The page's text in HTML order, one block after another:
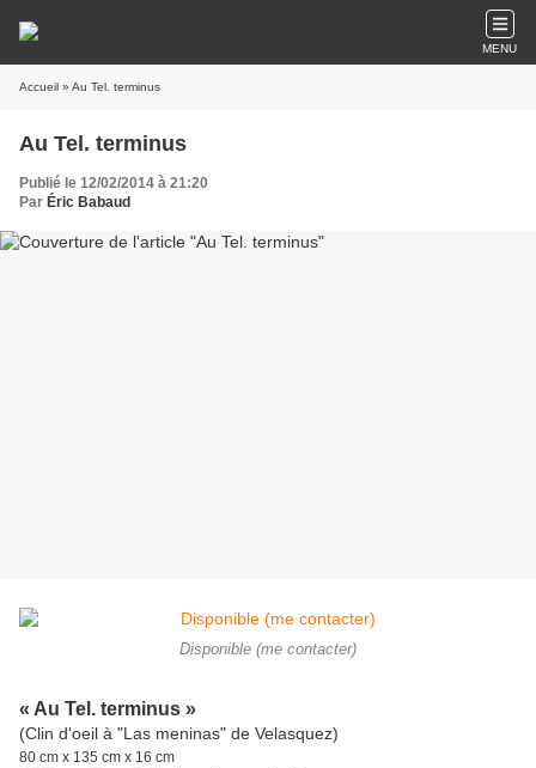
MENU
Accueil » Au Tel. terminus
Au Tel. terminus
Publié le 12/02/2014 à 21:20
Par Éric Babaud
Disponible (me contacter)
« Au Tel. terminus »
(Clin d'oeil à "Las meninas" de Velasquez)
80 cm x 135 cm x 16 cm